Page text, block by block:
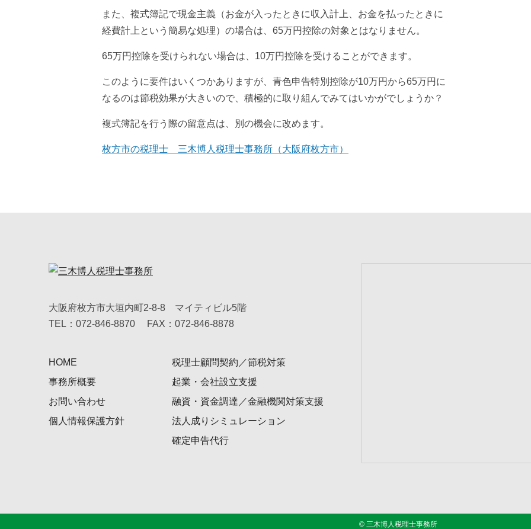
また、複式簿記で現金主義（お金が入ったときに収入計上、お金を払ったときに
経費計上という簡易な処理）の場合は、65万円控除の対象とはなりません。
65万円控除を受けられない場合は、10万円控除を受けることができます。
このように要件はいくつかありますが、青色申告特別控除が10万円から65万円に
なるのは節税効果が大きいので、積極的に取り組んでみてはいかがでしょうか？
複式簿記を行う際の留意点は、別の機会に改めます。
枚方市の税理士 三木博人税理士事務所（大阪府枚方市）
大阪府枚方市大垣内町2-8-8 マイティビル5階
TEL：072-846-8870
FAX：072-846-8878
HOME
事務所概要
お問い合わせ
個人情報保護方針
税理士顧問契約／節税対策
起業・会社設立支援
融資・資金調達／金融機関対策支援
法人成りシミュレーション
確定申告代行
© 三木博人税理士事務所